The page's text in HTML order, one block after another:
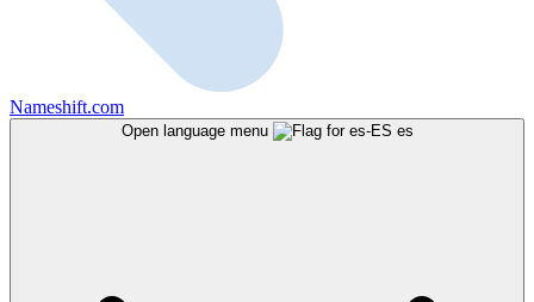
Nameshift.com
Open language menu es